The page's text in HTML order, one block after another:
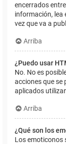
encerrados
información, lea
vez que va a
Arriba
¿Puedo usar
No. No es
acciones que se
aplicados
Arriba
¿Qué son los
Los emoticonos